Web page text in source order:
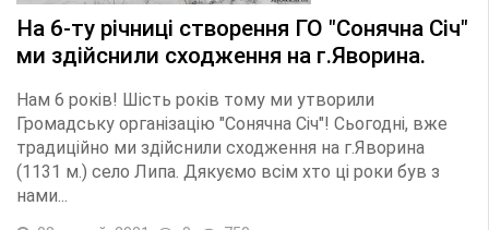
На 6-ту річниці створення ГО "Сонячна Січ"
ми здійснили сходження на г.Яворина.
Нам 6 років! Шість років тому ми утворили
Громадську організацію "Сонячна Січ"! Сьогодні, вже
традиційно ми здійснили сходження на г.Яворина
(1131 м.) село Липа. Дякуємо всім хто ці роки був з
нами...